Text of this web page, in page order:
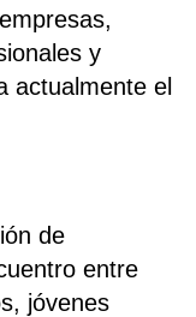
y
actualmente el
de
entre
jóvenes